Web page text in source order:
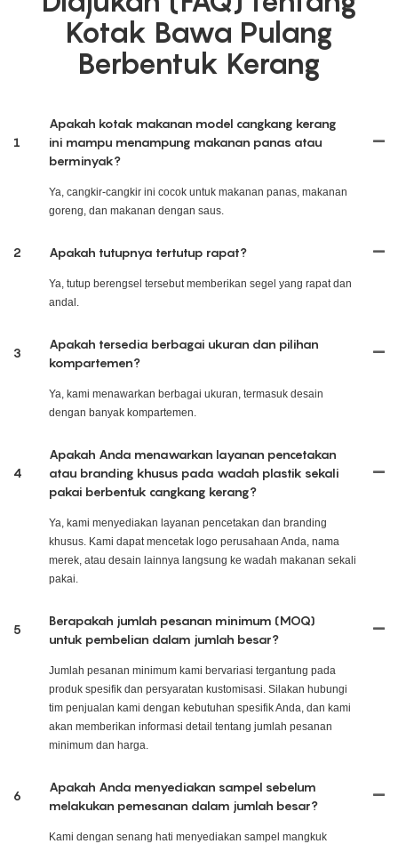
Kotak Bawa Pulang
Berbentuk Kerang
1
Apakah kotak makanan model cangkang kerang
ini mampu menampung makanan panas atau
berminyak?
Ya, cangkir-cangkir ini cocok untuk makanan panas, makanan
goreng, dan makanan dengan saus.
2 Apakah tutupnya tertutup rapat?
Ya, tutup berengsel tersebut memberikan segel yang rapat dan
andal.
3
Apakah tersedia berbagai ukuran dan pilihan
kompartemen?
Ya, kami menawarkan berbagai ukuran, termasuk desain
dengan banyak kompartemen.
4
Apakah Anda menawarkan layanan pencetakan
atau branding khusus pada wadah plastik sekali
pakai berbentuk cangkang kerang?
Ya, kami menyediakan layanan pencetakan dan branding
khusus. Kami dapat mencetak logo perusahaan Anda, nama
merek, atau desain lainnya langsung ke wadah makanan sekali
pakai.
5
Berapakah jumlah pesanan minimum (MOQ)
untuk pembelian dalam jumlah besar?
Jumlah pesanan minimum kami bervariasi tergantung pada
produk spesifik dan persyaratan kustomisasi. Silakan hubungi
tim penjualan kami dengan kebutuhan spesifik Anda, dan kami
akan memberikan informasi detail tentang jumlah pesanan
minimum dan harga.
6
Apakah Anda menyediakan sampel sebelum
melakukan pemesanan dalam jumlah besar?
Kami dengan senang hati menyediakan sampel mangkuk